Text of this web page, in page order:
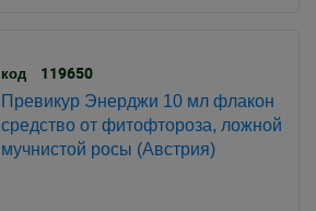
код 119650
Превикур Энерджи 10 мл флакон
средство от фитофтороза, ложной
мучнистой росы (Австрия)